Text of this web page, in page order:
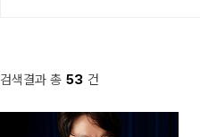
검색결과 총 53 건